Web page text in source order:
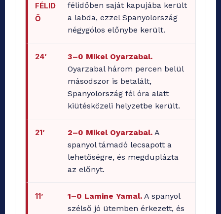
FÉLID
Ő
félidőben saját kapujába került
a labda, ezzel Spanyolország
négygólos előnybe került.
24’
3–0 Mikel Oyarzabal.
Oyarzabal három percen belül
másodszor is betalált,
Spanyolország fél óra alatt
kiütésközeli helyzetbe került.
21’ 2–0 Mikel Oyarzabal. A
spanyol támadó lecsapott a
lehetőségre, és megduplázta
az előnyt.
11’ 1–0 Lamine Yamal. A spanyol
szélső jó ütemben érkezett, és